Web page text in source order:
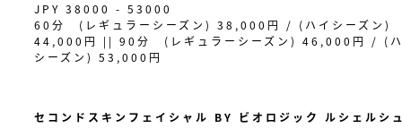
JPY 38000 - 53000
60分 (レギュラーシーズン) 38,000円 / (ハイシーズン)
44,000円 || 90分 (レギュラーシーズン) 46,000円 / (
シーズン) 53,000円
セコンドスキンフェイシャル BY ビオロジック ルシェルシ